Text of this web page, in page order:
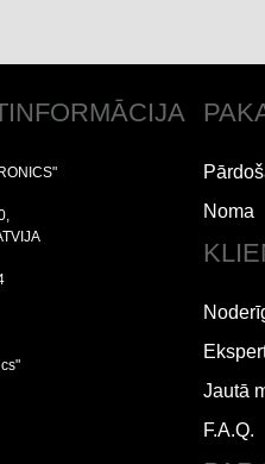
Noma
Jautā
F.A.Q.